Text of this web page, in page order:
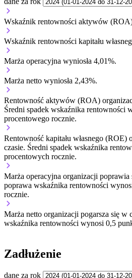
Wskaźnik rentowności aktywów
Wskaźnik rentowności kapitału
Marża operacyjna wyniosła 4,01%.
Marża netto wyniosła 2,43%.
Rentowność aktywów (ROA)
Średni spadek wskaźnika rentowności
procentowego rocznie.
Rentowność kapitału własnego (ROE)
czasie. Średni spadek wskaźnika
procentowych rocznie.
Marża operacyjna organizacji poprawia
poprawa wskaźnika rentowności
rocznie.
Marża netto organizacji pogarsza się w
wskaźnika rentowności wynosi 0,5
Zadłużenie
dane za rok